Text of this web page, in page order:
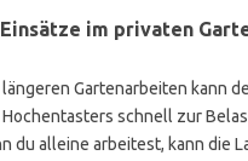
im privaten
längeren Gartenarbeiten kann
Hochentasters schnell zur
du alleine arbeitest, kann die